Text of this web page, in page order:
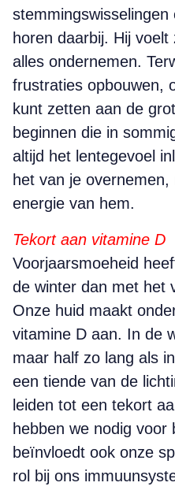
stemmingswisselingen
horen daarbij. Hij
alles ondernemen.
frustraties opbouwen,
kunt zetten aan de
beginnen die in
altijd het lentegevoel
het van je
energie van hem.
Tekort aan vitamine D
Voorjaarsmoeheid
de winter dan met het
Onze huid maakt
vitamine D aan. In de
maar half zo lang als
een tiende van de
leiden tot een tekort
hebben we nodig voor
beïnvloedt ook onze
rol bij ons